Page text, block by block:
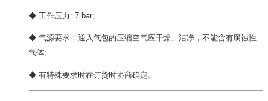
◆ 工作压力: 7 bar;
◆ 气源要求：通入气包的压缩空气应干燥、洁净，不能含有腐蚀性
气体;
◆ 有特殊要求时在订货时协商确定。